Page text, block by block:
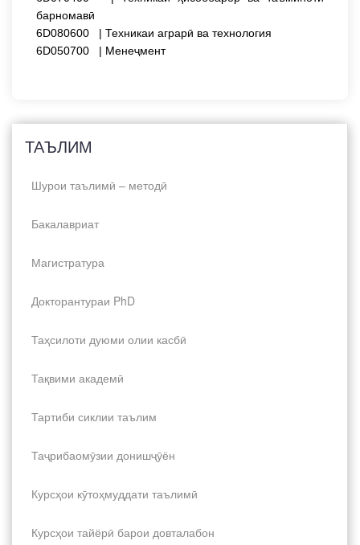
барномавӣ
6D080600 | Техникаи аграрӣ ва технология
6D050700 | Менеҷмент
ТАЪЛИМ
Шурои таълимӣ – методӣ
Бакалавриат
Магистратура
Докторантураи PhD
Таҳсилоти дуюми олии касбӣ
Тақвими академӣ
Тартиби сиклии таълим
Таҷрибаомӯзии донишҷӯён
Курсҳои кӯтоҳмуддати таълимӣ
Курсҳои тайёрӣ барои довталабон